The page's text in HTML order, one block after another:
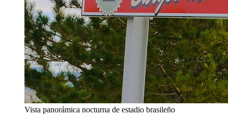
Vista panorámica nocturna de estadio brasileño